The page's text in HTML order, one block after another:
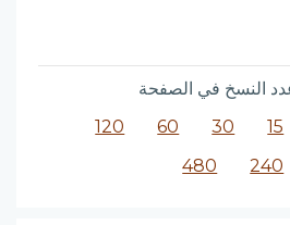
النسخ في الصفحة
15
30
60
120
240
480